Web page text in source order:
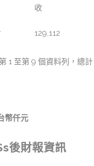
收
129,112
1 至第 9 個資料列，總
幣仟元
後財報資訊